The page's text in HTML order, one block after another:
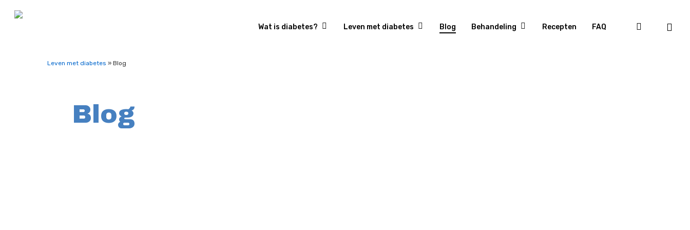
Wat is diabetes? Leven met diabetes Blog Behandeling Recepten FAQ
Leven met diabetes » Blog
Blog
Categorieën
Select content